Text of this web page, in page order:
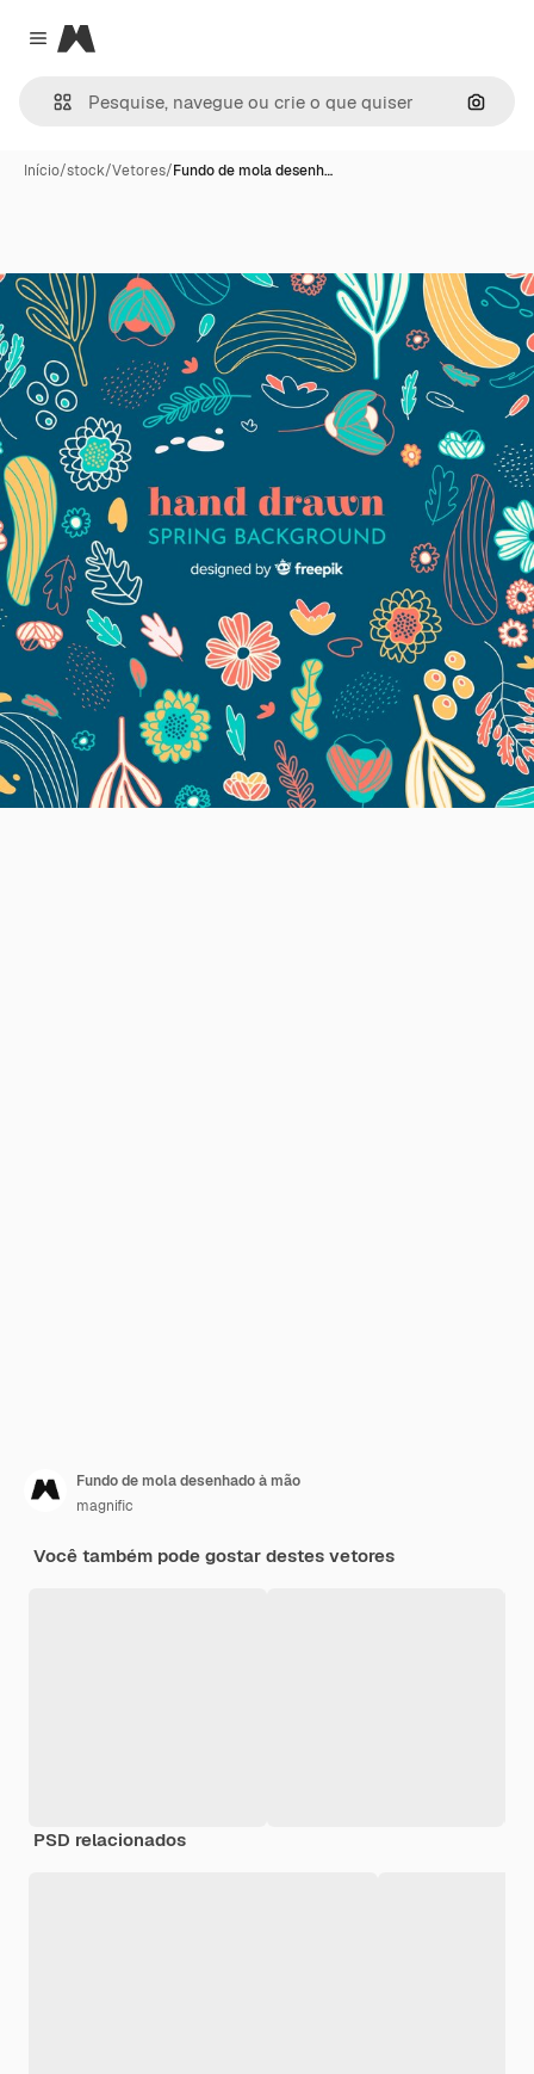
Close menu
Magnific
Início/stock/Vetores/Fundo de mola desenh…
Fundo de mola desenhado à mão
magnific
Você também pode gostar destes vetores
PSD relacionados